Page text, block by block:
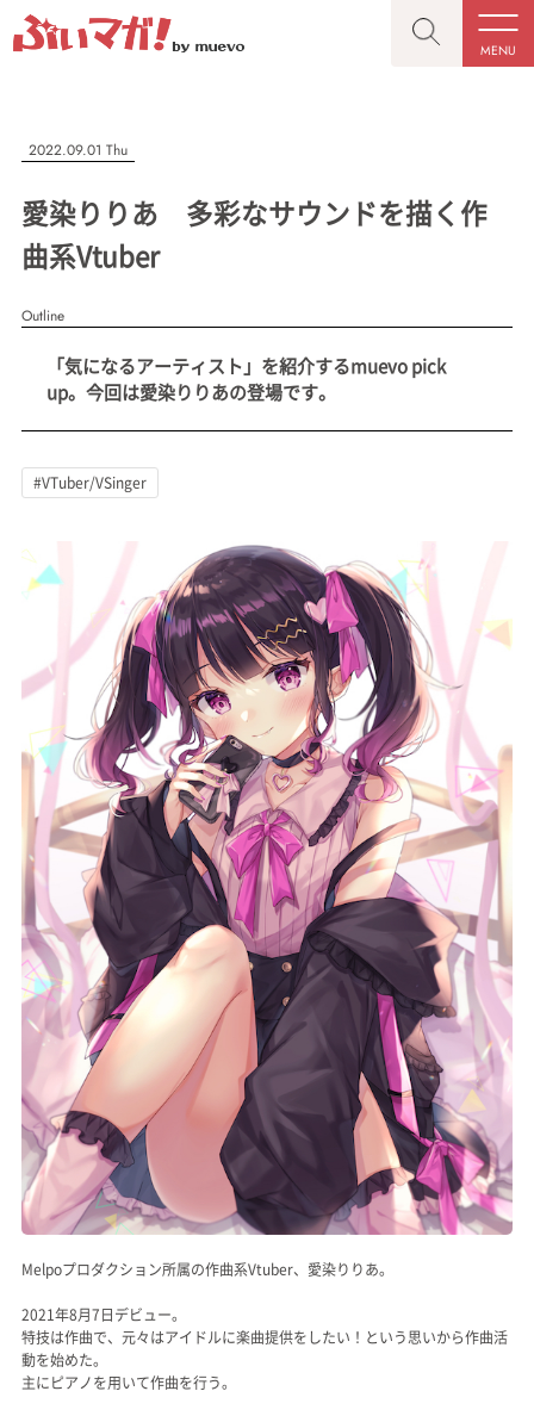
MENU
CLOSE
記事を検索する
人気ワード
#VTuber/VSinger #男性 #女性 #バ美肉 #男の娘
#Vtuberグループ
CLOSE
“推しへの応援を形にする”VTuber専門メディア
MENU
記事一覧
会社概要
記事リクエスト
ログイン
LINK
muevoクラウドファンディング
muevoコミュニティ
ぶいクラ！by muevo
FUKAKACHI+
Follow us
Official SNS
2022.09.01 Thu
愛染りりあ 多彩なサウンドを描く作
曲系Vtuber
Outline
「気になるアーティスト」を紹介するmuevo pick
up。今回は愛染りりあの登場です。
#VTuber/VSinger
Melpoプロダクション所属の作曲系Vtuber、愛染りりあ。
2021年8月7日デビュー。
特技は作曲で、元々はアイドルに楽曲提供をしたい！という思いから作曲活
動を始めた。
主にピアノを用いて作曲を行う。